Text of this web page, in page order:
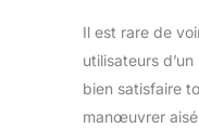
Il est rare de
utilisateurs
bien satisfaire
manœuvrer